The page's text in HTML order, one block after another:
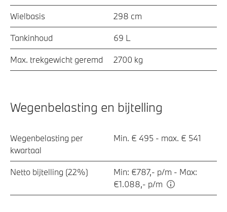
Wielbasis 298 cm
Tankinhoud 69 L
Max. trekgewicht geremd 2700 kg
Wegenbelasting en bijtelling
Wegenbelasting per
kwartaal
Min. € 495 - max. € 541
Netto bijtelling (22%)
Min: €787,- p/m - Max:
€1.088,- p/m